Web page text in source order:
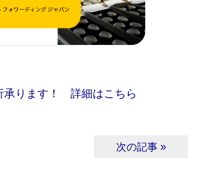
承ります！ 詳細はこちら
次の記事 »